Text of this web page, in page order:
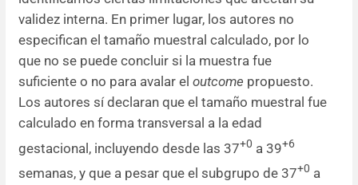
validez interna. En primer lugar, los autores no
especifican el tamaño muestral calculado, por lo
que no se puede concluir si la muestra fue
suficiente o no para avalar el outcome propuesto.
Los autores sí declaran que el tamaño muestral fue
calculado en forma transversal a la edad
gestacional, incluyendo desde las 37+0 a 39+6
semanas, y que a pesar que el subgrupo de 37+0 a